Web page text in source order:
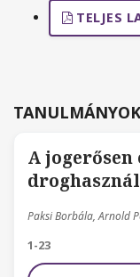
TELJES
TANULMÁNYOK
A
Paksi Borbála, Arnold
1-23